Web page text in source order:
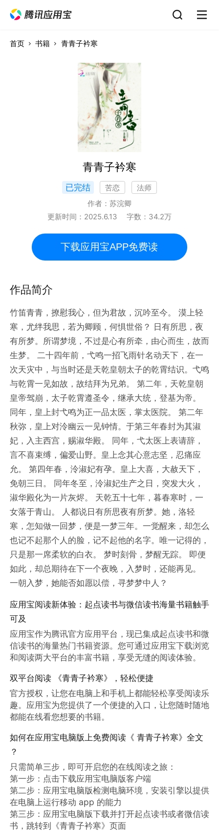
首页 书籍 青青子衿寒
青青子衿寒
已完结 苦恋
法师
作者： 苏浣卿
更新时间： 2025.6.13 字数： 34.2万
下载应用宝APP免费读
作品简介
竹笛青青，撩慰我心，但为君故，沉吟至今。 漠上轻
寒，尤绊我思，若为卿顾，何惧世俗？ 日有所思，夜
有所梦。所谓梦境，不过是心有所牵，由心而生，故而
生梦。 二十四年前，弋鸣一招飞雨针名动天下，在一
次天灾中，与当时还是天乾皇朝太子的乾霄结识。弋鸣
与乾霄一见如故，故结拜为兄弟。 第二年，天乾皇朝
皇帝驾崩，太子乾霄遵圣令，继承大统，登基为帝。
同年，皇上封弋鸣为正一品太医，掌太医院。 第二年
秋弥，皇上对泠幽云一见钟情。于第三年春封为其淑
妃，入主西宫，赐淑华殿。 同年，弋太医上表请辞，
言不喜束缚，偏爱山野。皇上念其心意志坚，忍痛应
允。 第四年春，泠淑妃有孕。皇上大喜，大赦天下，
免朝三日。 同年冬至，泠淑妃生产之日，突发大火，
淑华殿化为一片灰烬。 天乾五十七年，暮春寒时，一
女落于青山。 人都说日有所思夜有所梦。她，洛轻
寒，怎知做一回梦，便是一梦三年。一觉醒来，却怎么
也记不起那个人的脸，记不起他的名字。唯一记得的，
只是那一席柔软的白衣。 梦时刻骨，梦醒无踪。 即便
如此，却总期待在下一个夜晚，入梦时，还能再见。
一朝入梦，她能否如愿以偿，寻梦梦中人？
应用宝阅读新体验：起点读书与微信读书海量书籍触手
可及
应用宝作为腾讯官方应用平台，现已集成起点读书和微
信读书的海量热门书籍资源。您可通过应用宝下载浏览
和阅读两大平台的丰富书籍，享受无缝的阅读体验。
双平台阅读 《青青子衿寒》，轻松便捷
官方授权，让您在电脑上和手机上都能轻松享受阅读乐
趣。应用宝为您提供了一个便捷的入口，让您随时随地
都能在线看您想要的书籍。
如何在应用宝电脑版上免费阅读《 青青子衿寒》全文
？
只需简单三步，即可开启您的在线阅读之旅：
第一步：点击下载应用宝电脑版客户端
第二步：应用宝电脑版检测电脑环境，安装引擎以提供
在电脑上运行移动 app 的能力
第三步：应用宝电脑版下载并打开起点读书或者微信读
书，跳转到《青青子衿寒》页面